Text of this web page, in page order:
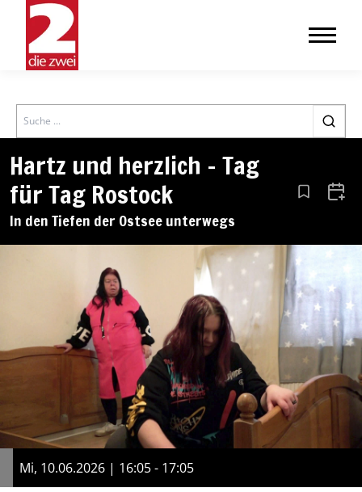
Search
Hartz und herzlich – Tag
für Tag Rostock
In den Tiefen der Ostsee unterwegs
Aus den
Mi, 10.06.2026 | 16:05 - 17:05